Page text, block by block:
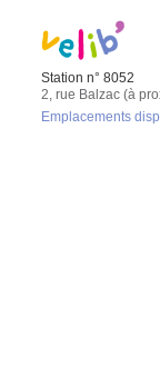
Station n° 8052
2, rue Balzac (à
Emplacements